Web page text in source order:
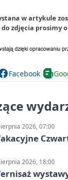
w artykule
zdjęcia prosimy o
Facebook
2026, 07:00
2026, 18:00